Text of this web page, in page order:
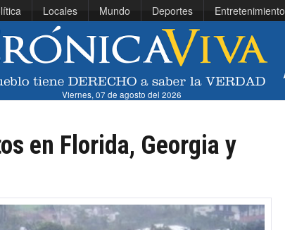
Locales Mundo Deportes Entretenimiento
Viernes, 07 de agosto del 2026
en Florida, Georgia y